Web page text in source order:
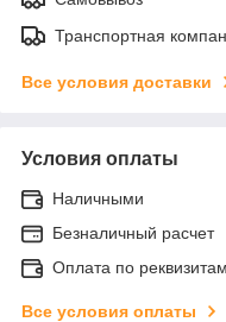
Транспортная
Все условия доставки
Условия оплаты
Наличными
Безналичный расчет
Оплата по реквизитам
Все условия оплаты